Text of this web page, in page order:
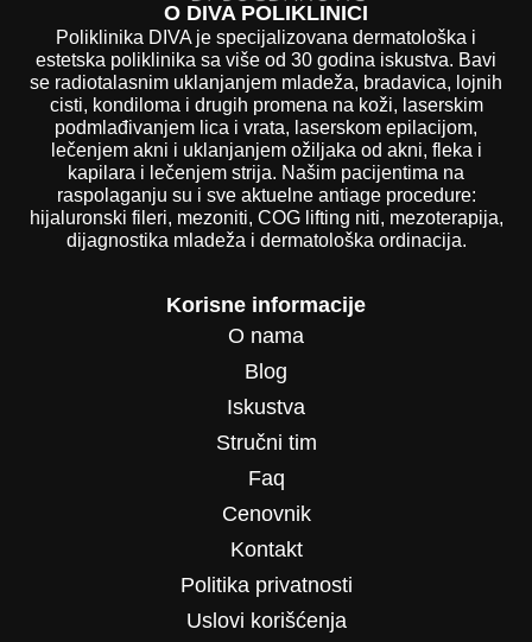
O DIVA POLIKLINICI
Poliklinika DIVA je specijalizovana dermatološka i
estetska poliklinika sa više od 30 godina iskustva. Bavi
se radiotalasnim uklanjanjem mladeža, bradavica, lojnih
cisti, kondiloma i drugih promena na koži, laserskim
podmlađivanjem lica i vrata, laserskom epilacijom,
lečenjem akni i uklanjanjem ožiljaka od akni, fleka i
kapilara i lečenjem strija. Našim pacijentima na
raspolaganju su i sve aktuelne antiage procedure:
hijaluronski fileri, mezoniti, COG lifting niti, mezoterapija,
dijagnostika mladeža i dermatološka ordinacija.
Korisne informacije
O nama
Blog
Iskustva
Stručni tim
Faq
Cenovnik
Kontakt
Politika privatnosti
Uslovi korišćenja